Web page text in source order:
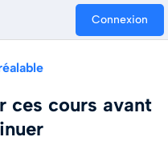
Connexion
ces cours avant